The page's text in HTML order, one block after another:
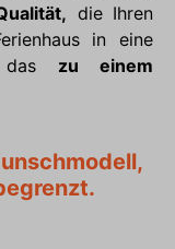
die Ihren
in eine
das zu einem